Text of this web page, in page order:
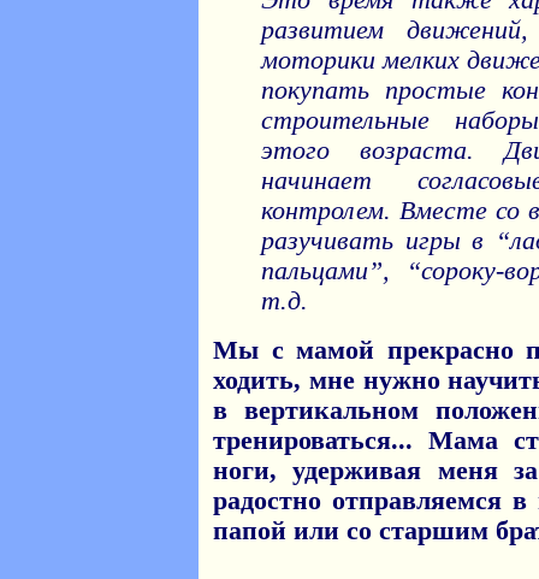
развитием
моторики мелких
покупать простые
строительные
этого возраста.
начинает
контролем. Вместе со
разучивать игры в
пальцами”, “сороку-
т.д.
Мы с мамой прекрасно
ходить, мне нужно
в вертикальном
тренироваться... Мама
ноги, удерживая меня
радостно отправляемся
папой или со старшим